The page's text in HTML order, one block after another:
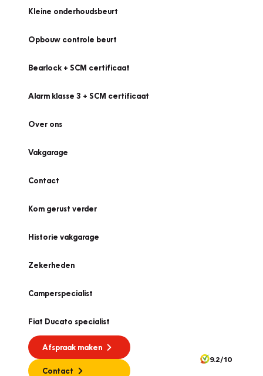
Kleine onderhoudsbeurt
Opbouw controle beurt
Bearlock + SCM certificaat
Alarm klasse 3 + SCM certificaat
Over ons
Vakgarage
Contact
Kom gerust verder
Historie vakgarage
Zekerheden
Camperspecialist
Fiat Ducato specialist
Afspraak maken
Contact
9.2/10